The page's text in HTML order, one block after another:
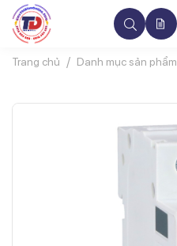
Trang chủ Danh mục sản phẩm